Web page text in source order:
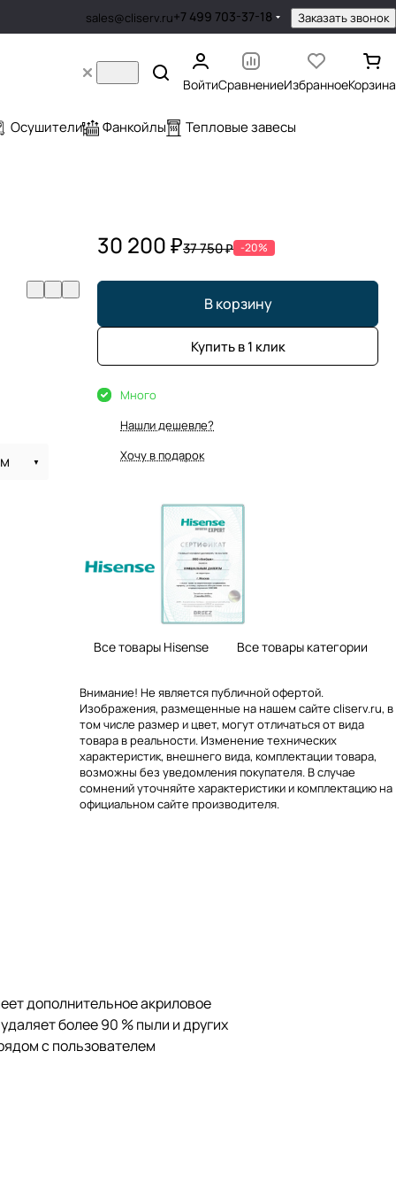
sales@cliserv.ru+7 499 703-37-18 Заказать звонок
ВойтиСравнениеИзбранноеКорзина
Осушители Фанкойлы Тепловые завесы
30 200 ₽37 750 ₽ -20%
В корзину
Купить в 1 клик
Много
Нашли дешевле?
Хочу в подарок
Все товары Hisense Все товары категории
Внимание! Не является публичной офертой.
Изображения, размещенные на нашем сайте cliserv.ru, в
том числе размер и цвет, могут отличаться от вида
товара в реальности. Изменение технических
характеристик, внешнего вида, комплектации товара,
возможны без уведомления покупателя. В случае
сомнений уточняйте характеристики и комплектацию на
официальном сайте производителя.
дополнительное акриловое
более 90 % пыли и других
с пользователем